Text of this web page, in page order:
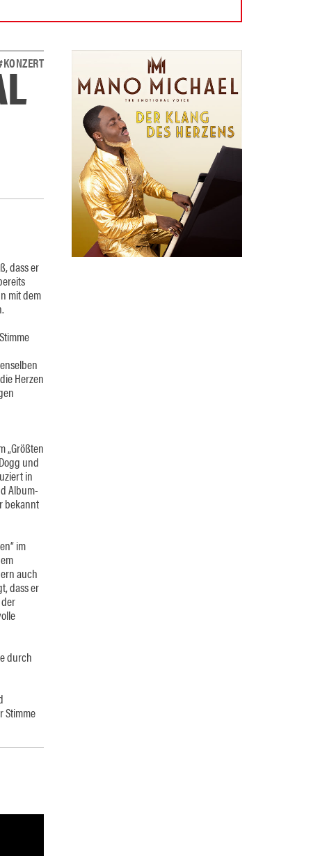
dass er
mit dem
Herzen
„Größten
und
in
Album-
bekannt
im
auch
dass er
durch
Stimme